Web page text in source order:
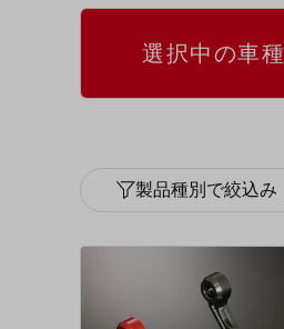
選択中の車種
製品種別で絞込み